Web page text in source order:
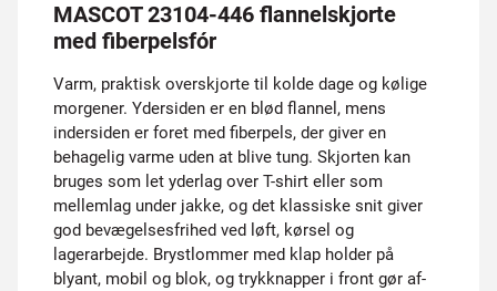
MASCOT 23104-446 flannelskjorte
med fiberpelsfór
Varm, praktisk overskjorte til kolde dage og kølige
morgener. Ydersiden er en blød flannel, mens
indersiden er foret med fiberpels, der giver en
behagelig varme uden at blive tung. Skjorten kan
bruges som let yderlag over T-shirt eller som
mellemlag under jakke, og det klassiske snit giver
god bevægelsesfrihed ved løft, kørsel og
lagerarbejde. Brystlommer med klap holder på
blyant, mobil og blok, og trykknapper i front gør af-